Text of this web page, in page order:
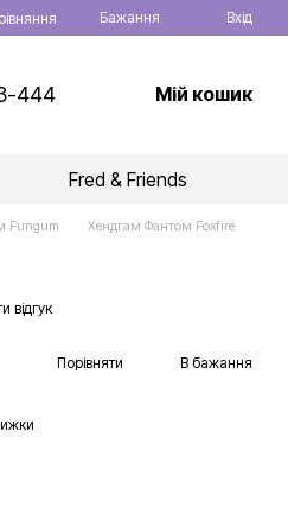
Бажання Вхід
444 Мій кошик
Fred & Friends
Fungum Хендгам Фантом Foxfire
відгук
Порівняти В бажання